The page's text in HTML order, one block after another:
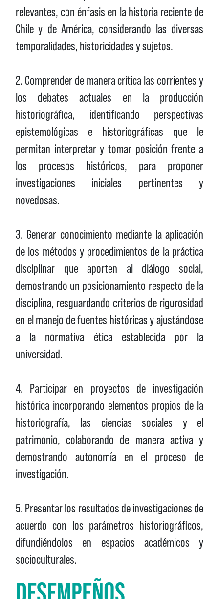
relevantes, con énfasis en la historia reciente de
Chile y de América, considerando las diversas
temporalidades, historicidades y sujetos.
2. Comprender de manera crítica las corrientes y
los debates actuales en la producción
historiográfica, identificando perspectivas
epistemológicas e historiográficas que le
permitan interpretar y tomar posición frente a
los procesos históricos, para proponer
investigaciones iniciales pertinentes y
novedosas.
3. Generar conocimiento mediante la aplicación
de los métodos y procedimientos de la práctica
disciplinar que aporten al diálogo social,
demostrando un posicionamiento respecto de la
disciplina, resguardando criterios de rigurosidad
en el manejo de fuentes históricas y ajustándose
a la normativa ética establecida por la
universidad.
4. Participar en proyectos de investigación
histórica incorporando elementos propios de la
historiografía, las ciencias sociales y el
patrimonio, colaborando de manera activa y
demostrando autonomía en el proceso de
investigación.
5. Presentar los resultados de investigaciones de
acuerdo con los parámetros historiográficos,
difundiéndolos en espacios académicos y
socioculturales.
DESEMPEÑOS